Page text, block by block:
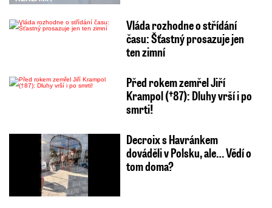
Vláda rozhodne o střídání
času: Šťastný prosazuje jen
ten zimní
Před rokem zemřel Jiří
Krampol (†87): Dluhy vrší i po
smrti!
Decroix s Havránkem
dováděli v Polsku, ale… Vědí o
tom doma?